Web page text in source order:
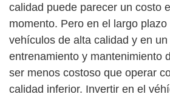
calidad puede parecer un costo
momento. Pero en el largo
vehículos de alta calidad y en un
entrenamiento y mantenimiento
ser menos costoso que operar
calidad inferior. Invertir en el